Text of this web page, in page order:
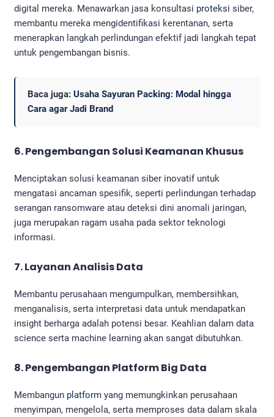
digital mereka. Menawarkan jasa konsultasi proteksi siber,
membantu mereka mengidentifikasi kerentanan, serta
menerapkan langkah perlindungan efektif jadi langkah tepat
untuk pengembangan bisnis.
Baca juga: Usaha Sayuran Packing: Modal hingga
Cara agar Jadi Brand
6. Pengembangan Solusi Keamanan Khusus
Menciptakan solusi keamanan siber inovatif untuk
mengatasi ancaman spesifik, seperti perlindungan terhadap
serangan ransomware atau deteksi dini anomali jaringan,
juga merupakan ragam usaha pada sektor teknologi
informasi.
7. Layanan Analisis Data
Membantu perusahaan mengumpulkan, membersihkan,
menganalisis, serta interpretasi data untuk mendapatkan
insight berharga adalah potensi besar. Keahlian dalam data
science serta machine learning akan sangat dibutuhkan.
8. Pengembangan Platform Big Data
Membangun platform yang memungkinkan perusahaan
menyimpan, mengelola, serta memproses data dalam skala